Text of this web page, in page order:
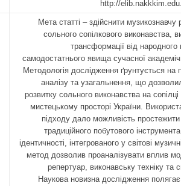
http://
Мета статті – здійснити
сольного сопілкового виконавства,
трансформації від
самодостатнього явища сучасної
Методологія дослідження ґрунтується на
аналізу та узагальнення, що
розвитку сольного виконавства на
мистецькому просторі України.
підходу дало можливість простежити
традиційного побутового
ідентичності, інтегрованого у світові
метод дозволив проаналізувати вплив
репертуар, виконавську техніку та
Наукова новизна дослідження